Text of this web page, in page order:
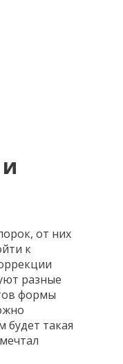
от них
к
разные
формы
будет такая